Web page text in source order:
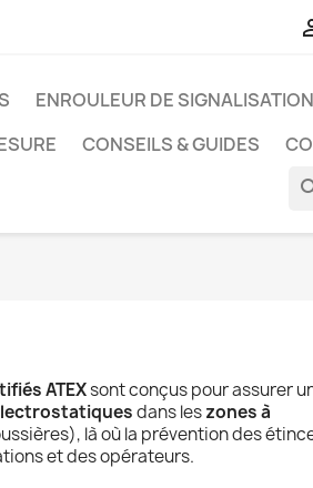
ENROULEUR DE SIGNALISATION
CONSEILS & GUIDES
ATEXsont conçus pour assurer
dans leszones à
là où la prévention des
et des opérateurs.